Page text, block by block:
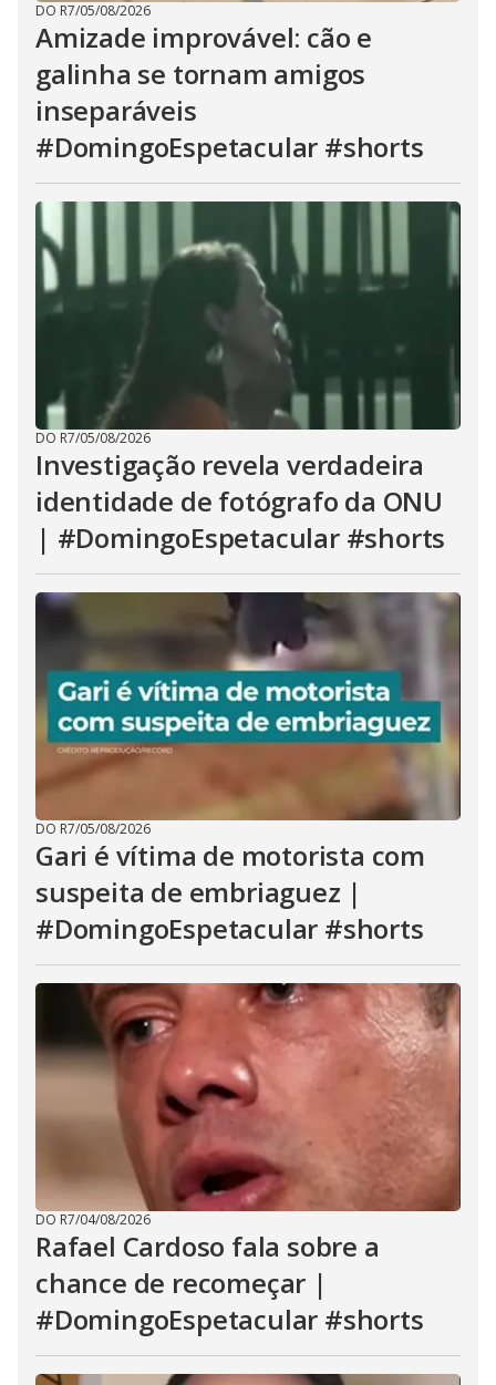
DO R7/05/08/2026
Amizade improvável: cão e
galinha se tornam amigos
inseparáveis
#DomingoEspetacular #shorts
DO R7/05/08/2026
Investigação revela verdadeira
identidade de fotógrafo da ONU
| #DomingoEspetacular #shorts
DO R7/05/08/2026
Gari é vítima de motorista com
suspeita de embriaguez |
#DomingoEspetacular #shorts
DO R7/04/08/2026
Rafael Cardoso fala sobre a
chance de recomeçar |
#DomingoEspetacular #shorts